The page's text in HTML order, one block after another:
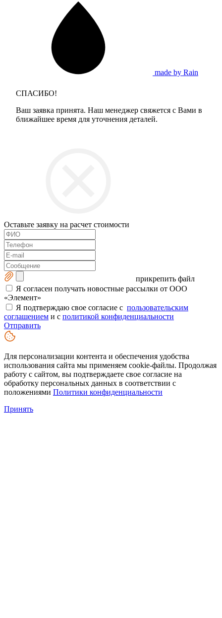
made by Rain
СПАСИБО!
Ваш заявка принята. Наш менеджер свяжется с Вами в
ближайшее время для уточнения деталей.
Оставьте заявку на расчет стоимости
прикрепить файл
Я согласен получать новостные рассылки от ООО
«Элемент»
Я подтверждаю свое согласие с пользовательским
соглашением и с политикой конфиденциальности
Отправить
Для персонализации контента и обеспечения удобства
использования сайта мы применяем cookie-файлы. Продолжая
работу с сайтом, вы подтверждаете свое согласие на
обработку персональных данных в соответствии с
положениями Политики конфиденциальности
Принять